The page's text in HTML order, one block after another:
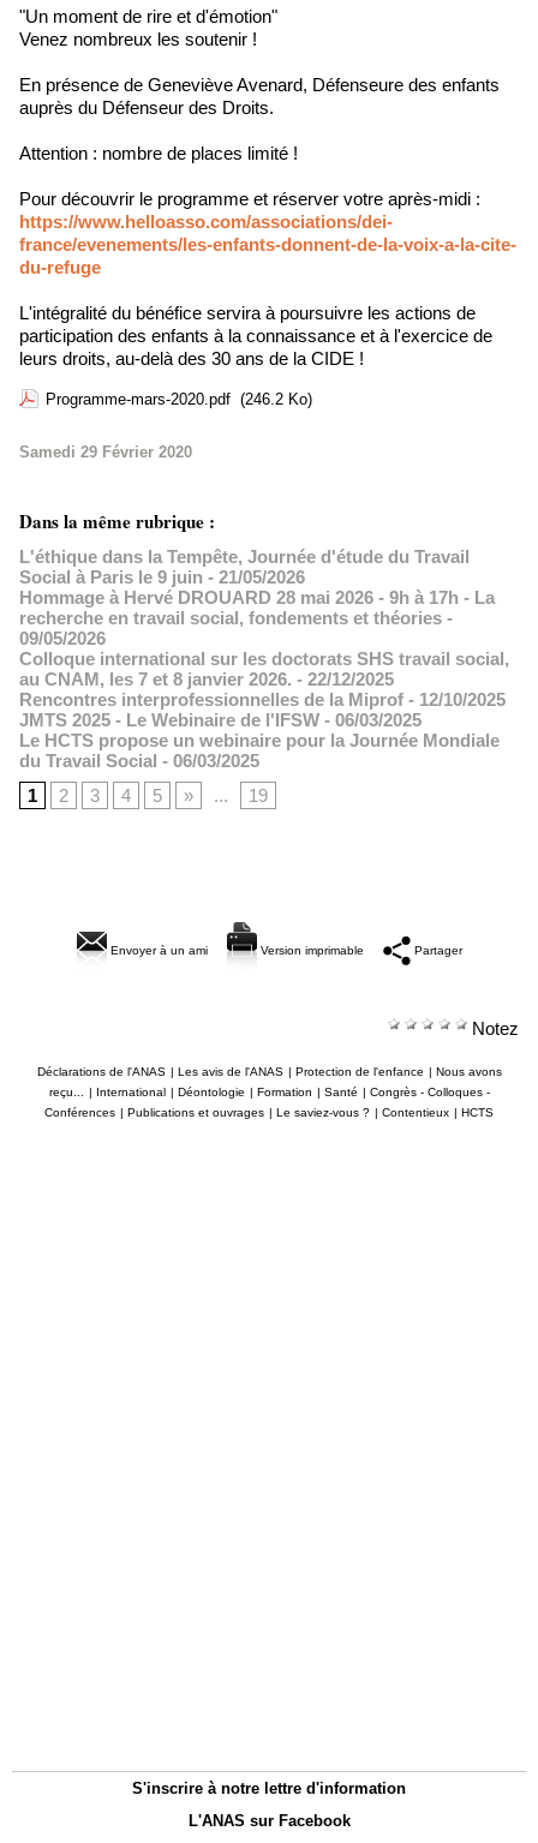
"Un moment de rire et d'émotion"
Venez nombreux les soutenir !
En présence de Geneviève Avenard, Défenseure des enfants
auprès du Défenseur des Droits.
Attention : nombre de places limité !
Pour découvrir le programme et réserver votre après-midi :
https://www.helloasso.com/associations/dei-
france/evenements/les-enfants-donnent-de-la-voix-a-la-cite-
du-refuge
L'intégralité du bénéfice servira à poursuivre les actions de
participation des enfants à la connaissance et à l'exercice de
leurs droits, au-delà des 30 ans de la CIDE !
Programme-mars-2020.pdf (246.2 Ko)
Samedi 29 Février 2020
Dans la même rubrique :
L'éthique dans la Tempête, Journée d'étude du Travail
Social à Paris le 9 juin - 21/05/2026
Hommage à Hervé DROUARD 28 mai 2026 - 9h à 17h - La
recherche en travail social, fondements et théories -
09/05/2026
Colloque international sur les doctorats SHS travail social,
au CNAM, les 7 et 8 janvier 2026. - 22/12/2025
Rencontres interprofessionnelles de la Miprof - 12/10/2025
JMTS 2025 - Le Webinaire de l'IFSW - 06/03/2025
Le HCTS propose un webinaire pour la Journée Mondiale
du Travail Social - 06/03/2025
1
2 3 4 5 » ... 19
Envoyer à un ami Version imprimable Partager
Notez
Déclarations de l'ANAS Les avis de l'ANAS Protection de l'enfance
Nous avons
reçu...
International Déontologie Formation Santé
Congrès - Colloques -
Conférences
Publications et ouvrages Le saviez-vous ? Contentieux HCTS
S'inscrire à notre lettre d'information
L'ANAS sur Facebook